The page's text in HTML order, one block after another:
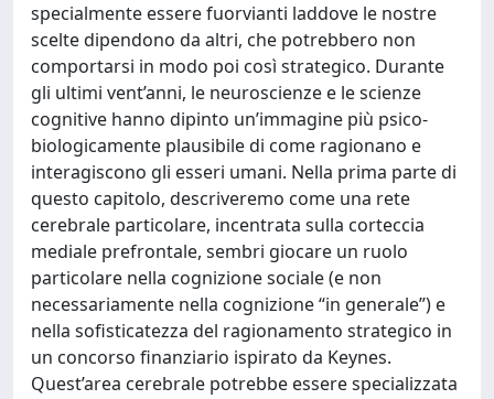
specialmente essere fuorvianti laddove le nostre
scelte dipendono da altri, che potrebbero non
comportarsi in modo poi così strategico. Durante
gli ultimi vent’anni, le neuroscienze e le scienze
cognitive hanno dipinto un’immagine più psico-
biologicamente plausibile di come ragionano e
interagiscono gli esseri umani. Nella prima parte di
questo capitolo, descriveremo come una rete
cerebrale particolare, incentrata sulla corteccia
mediale prefrontale, sembri giocare un ruolo
particolare nella cognizione sociale (e non
necessariamente nella cognizione “in generale”) e
nella sofisticatezza del ragionamento strategico in
un concorso finanziario ispirato da Keynes.
Quest’area cerebrale potrebbe essere specializzata